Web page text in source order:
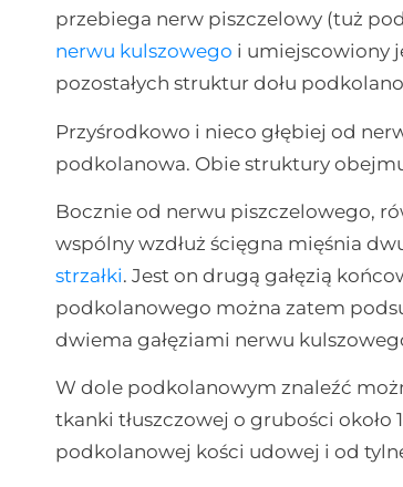
przebiega nerw piszczelowy (tuż
nerwu kulszowego i umiejscowiony
pozostałych struktur dołu
Przyśrodkowo i nieco głębiej od
podkolanowa. Obie struktury
Bocznie od nerwu piszczelowego,
wspólny wzdłuż ścięgna mięśnia
strzałki. Jest on drugą gałęzią
podkolanowego można zatem
dwiema gałęziami nerwu
W dole podkolanowym znaleźć
tkanki tłuszczowej o grubości
podkolanowej kości udowej i od